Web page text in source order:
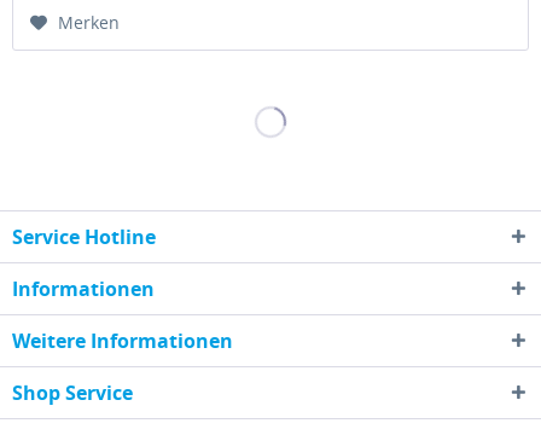
Merken
Service Hotline
Informationen
Weitere Informationen
Shop Service